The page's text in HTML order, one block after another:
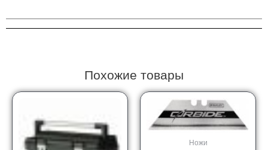
800
Похожие товары
Ножи